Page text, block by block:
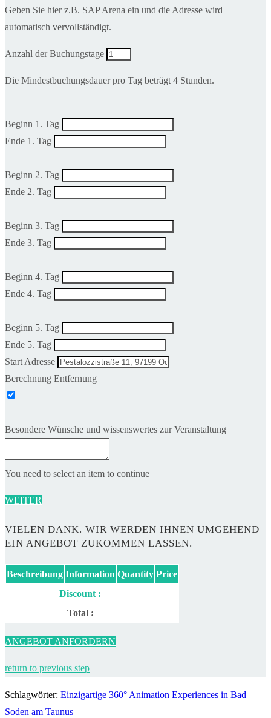
Geben Sie hier z.B. SAP Arena ein und die Adresse wird
automatisch vervollständigt.
Anzahl der Buchungstage
Die Mindestbuchungsdauer pro Tag beträgt 4 Stunden.
Beginn 1. Tag
Ende 1. Tag
Beginn 2. Tag
Ende 2. Tag
Beginn 3. Tag
Ende 3. Tag
Beginn 4. Tag
Ende 4. Tag
Beginn 5. Tag
Ende 5. Tag
Start Adresse
Berechnung Entfernung
Besondere Wünsche und wissenswertes zur Veranstaltung
You need to select an item to continue
WEITER
VIELEN DANK. WIR WERDEN IHNEN UMGEHEND
EIN ANGEBOT ZUKOMMEN LASSEN.
Beschreibung Information Quantity Price
Discount :
Total :
ANGEBOT ANFORDERN
return to previous step
Schlagwörter: Einzigartige 360° Animation Experiences in Bad
Soden am Taunus